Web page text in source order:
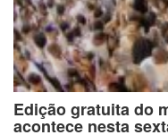
Edição gratuita do
acontece nesta